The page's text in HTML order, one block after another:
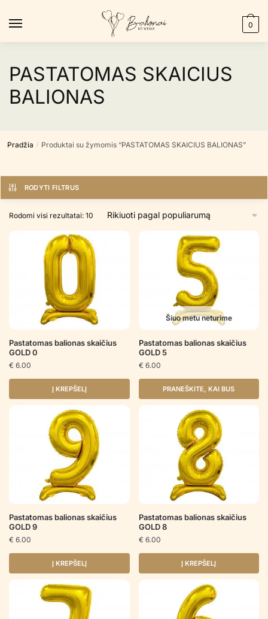
0
PASTATOMAS SKAICIUS
BALIONAS
Pradžia / Produktai su žymomis “PASTATOMAS SKAICIUS BALIONAS”
RODYTI FILTRUS
Rodomi visi rezultatai: 10 Rūšiuojama
populiarumą
Pastatomas balionas skaičius
GOLD 0
€ 6.00
Į KREPŠELĮ
Šiuo metu neturime
Pastatomas balionas skaičius
GOLD 5
€ 6.00
PRANEŠKITE, KAI BUS
Pastatomas balionas skaičius
GOLD 9
€ 6.00
Į KREPŠELĮ
Pastatomas balionas skaičius
GOLD 8
€ 6.00
Į KREPŠELĮ